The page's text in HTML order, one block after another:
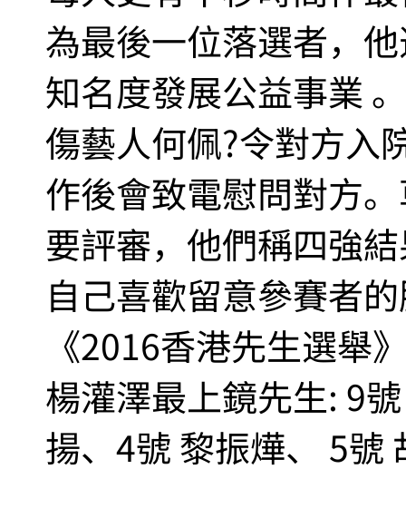
為最後一位落選者，
知名度發展公益事業
傷藝人何佩?令對方入
作後會致電慰問對方
要評審，他們稱四強
自己喜歡留意參賽者
《2016香港先生選舉
楊灌澤最上鏡先生: 9
揚、4號 黎振燁、 5號